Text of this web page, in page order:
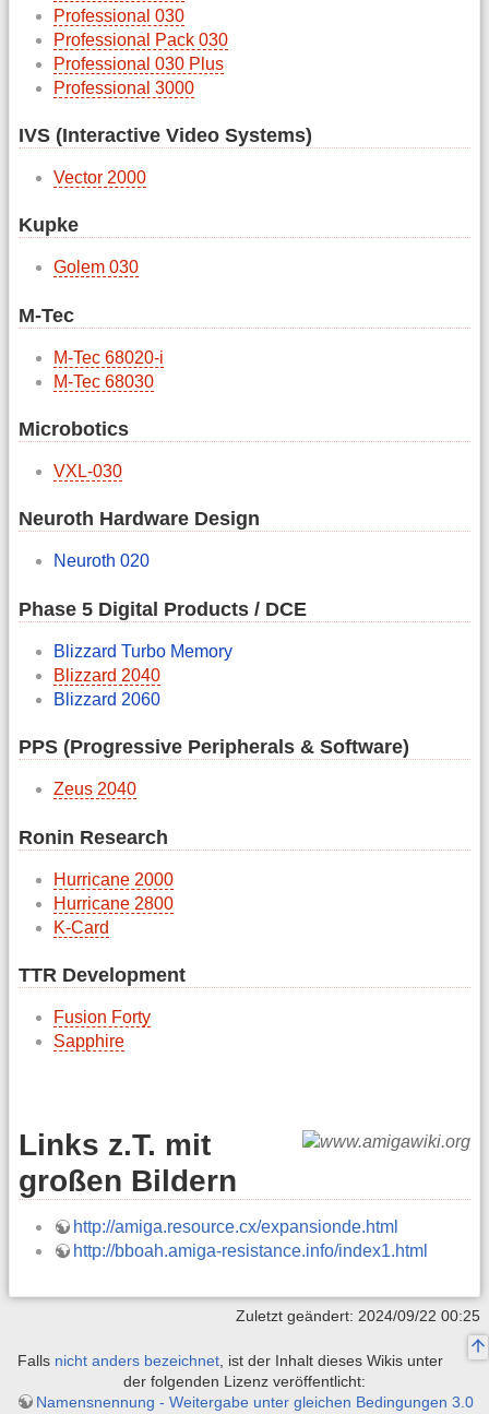
Professional 030
Professional Pack 030
Professional 030 Plus
Professional 3000
IVS (Interactive Video Systems)
Vector 2000
Kupke
Golem 030
M-Tec
M-Tec 68020-i
M-Tec 68030
Microbotics
VXL-030
Neuroth Hardware Design
Neuroth 020
Phase 5 Digital Products / DCE
Blizzard Turbo Memory
Blizzard 2040
Blizzard 2060
PPS (Progressive Peripherals & Software)
Zeus 2040
Ronin Research
Hurricane 2000
Hurricane 2800
K-Card
TTR Development
Fusion Forty
Sapphire
Links z.T. mit
großen Bildern
http://amiga.resource.cx/expansionde.html
http://bboah.amiga-resistance.info/index1.html
Zuletzt geändert: 2024/09/22 00:25
Falls nicht anders bezeichnet, ist der Inhalt dieses Wikis unter
der folgenden Lizenz veröffentlicht:
Namensnennung - Weitergabe unter gleichen Bedingungen 3.0